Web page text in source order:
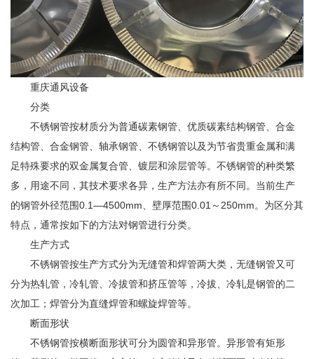
重庆通风设备
分类
不锈钢管按材质分为普通碳素钢管、优质碳素结构钢管、合金
结构管、合金钢管、轴承钢管、不锈钢管以及为节省贵重金属和满
足特殊要求的双金属复合管、镀层和涂层管等。不锈钢管的种类繁
多，用途不同，其技术要求各异，生产方法亦有所不同。当前生产
的钢管外径范围0.1—4500mm、壁厚范围0.01～250mm。为区分其
特点，通常按如下的方法对钢管进行分类。
生产方式
不锈钢管按生产方式分为无缝管和焊管两大类，无缝钢管又可
分为热轧管，冷轧管、冷拔管和挤压管等，冷拔、冷轧是钢管的二
次加工；焊管分为直缝焊管和螺旋焊管等。
断面形状
不锈钢管按横断面形状可分为圆管和异形管。异形管有矩形